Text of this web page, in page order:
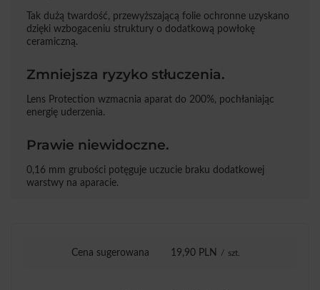
Tak dużą twardość, przewyższającą folie ochronne uzyskano
dzięki wzbogaceniu struktury o dodatkową powłokę
ceramiczną.
Zmniejsza ryzyko stłuczenia.
Lens Protection wzmacnia aparat do 200%, pochłaniając
energię uderzenia.
Prawie niewidoczne.
0,16 mm grubości potęguje uczucie braku dodatkowej
warstwy na aparacie.
Cena sugerowana 19,90 PLN / szt.